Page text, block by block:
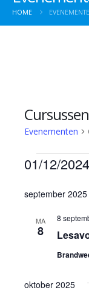
HOME
Cursussen
Evenementen
01/12/2024
een
september 2025
MA
8
8
oktober 2025